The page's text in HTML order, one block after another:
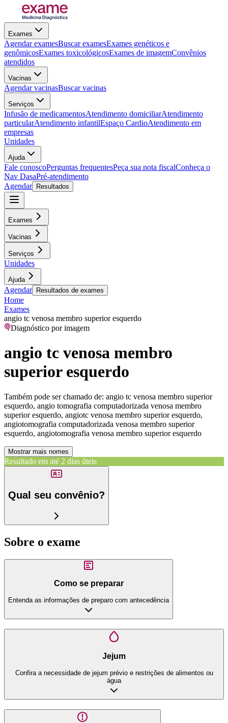
Exames
Agendar examesBuscar examesExames genéticos e
genômicosExames toxicológicosExames de imagemConvênios
atendidos
Vacinas
Agendar vacinasBuscar vacinas
Serviços
Infusão de medicamentosAtendimento domiciliarAtendimento
particularAtendimento infantilEspaço CardioAtendimento em
empresas
Unidades
Ajuda
Fale conoscoPerguntas frequentesPeça sua nota fiscalConheça o
Nav DasaPré-atendimento
Agendar
Resultados
Exames
Vacinas
Serviços
Unidades
Ajuda
Agendar Resultados de exames
Home
Exames
angio tc venosa membro superior esquerdo
Diagnóstico por imagem
angio tc venosa membro
superior esquerdo
Também pode ser chamado de: angio tc venosa membro superior
esquerdo, angio tomografia computadorizada venosa membro
superior esquerdo, angiotc venosa membro superior esquerdo,
angiotomografia computadorizada venosa membro superior
esquerdo, angiotomografia venosa membro superior esquerdo
Mostrar mais nomes
Resultado em até 2 dias úteis
Qual seu convênio?
Sobre o exame
Como se preparar
Entenda as informações de preparo com antecedência
Jejum
Confira a necessidade de jejum prévio e restrições de alimentos ou
água